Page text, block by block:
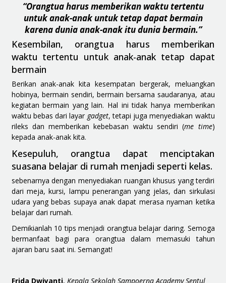
“Orangtua harus memberikan waktu tertentu
untuk anak-anak untuk tetap dapat bermain
karena dunia anak-anak itu dunia bermain.”
Kesembilan, orangtua harus memberikan
waktu tertentu untuk anak-anak tetap dapat
bermain
Berikan anak-anak kita kesempatan bergerak, meluangkan
hobinya, bermain sendiri, bermain bersama saudaranya, atau
kegiatan bermain yang lain. Hal ini tidak hanya memberikan
waktu bebas dari layar gadget, tetapi juga menyediakan waktu
rileks dan memberikan kebebasan waktu sendiri (me time)
kepada anak-anak kita.
Kesepuluh, orangtua dapat menciptakan
suasana belajar di rumah menjadi seperti kelas.
sebenarnya dengan menyediakan ruangan khusus yang terdiri
dari meja, kursi, lampu penerangan yang jelas, dan sirkulasi
udara yang bebas supaya anak dapat merasa nyaman ketika
belajar dari rumah.
Demikianlah 10 tips menjadi orangtua belajar daring. Semoga
bermanfaat bagi para orangtua dalam memasuki tahun
ajaran baru saat ini. Semangat!
Frida Dwiyanti, Kepala Sekolah Sampoerna Academy Sentul